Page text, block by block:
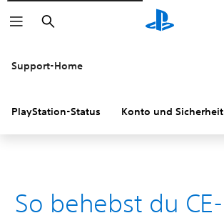
Suchen
Support-Home
PlayStation-Status Konto und Sicherheit
So behebst du CE-